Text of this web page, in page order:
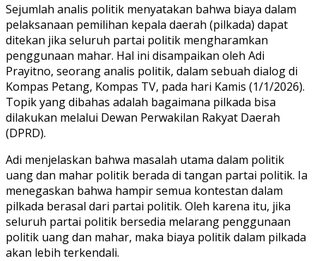
Sejumlah analis politik menyatakan bahwa biaya dalam
pelaksanaan pemilihan kepala daerah (pilkada) dapat
ditekan jika seluruh partai politik mengharamkan
penggunaan mahar. Hal ini disampaikan oleh Adi
Prayitno, seorang analis politik, dalam sebuah dialog di
Kompas Petang, Kompas TV, pada hari Kamis (1/1/2026).
Topik yang dibahas adalah bagaimana pilkada bisa
dilakukan melalui Dewan Perwakilan Rakyat Daerah
(DPRD).
Adi menjelaskan bahwa masalah utama dalam politik
uang dan mahar politik berada di tangan partai politik. Ia
menegaskan bahwa hampir semua kontestan dalam
pilkada berasal dari partai politik. Oleh karena itu, jika
seluruh partai politik bersedia melarang penggunaan
politik uang dan mahar, maka biaya politik dalam pilkada
akan lebih terkendali.